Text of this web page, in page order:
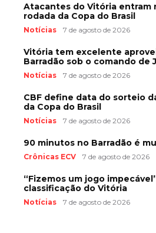
Atacantes do Vitória entram
rodada da Copa do Brasil
Notícias 7 de agosto de 2026
Vitória tem excelente
Barradão sob o comando de
Notícias 7 de agosto de 2026
CBF define data do sorteio
da Copa do Brasil
Notícias 7 de agosto de 2026
90 minutos no Barradão é
Crônicas ECV 7 de agosto de 2026
“Fizemos um jogo
classificação do Vitória
Notícias 7 de agosto de 2026